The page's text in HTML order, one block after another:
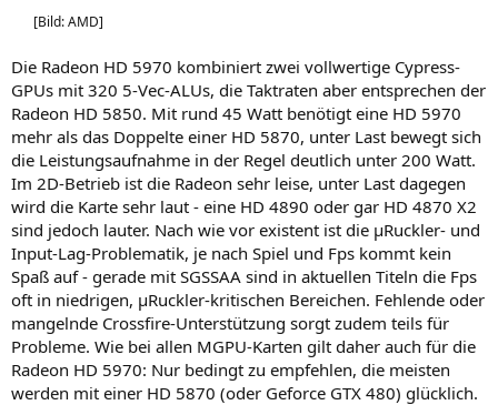
[Bild: AMD]
Die Radeon HD 5970 kombiniert zwei vollwertige Cypress-
GPUs mit 320 5-Vec-ALUs, die Taktraten aber entsprechen der
Radeon HD 5850. Mit rund 45 Watt benötigt eine HD 5970
mehr als das Doppelte einer HD 5870, unter Last bewegt sich
die Leistungsaufnahme in der Regel deutlich unter 200 Watt.
Im 2D-Betrieb ist die Radeon sehr leise, unter Last dagegen
wird die Karte sehr laut - eine HD 4890 oder gar HD 4870 X2
sind jedoch lauter. Nach wie vor existent ist die µRuckler- und
Input-Lag-Problematik, je nach Spiel und Fps kommt kein
Spaß auf - gerade mit SGSSAA sind in aktuellen Titeln die Fps
oft in niedrigen, µRuckler-kritischen Bereichen. Fehlende oder
mangelnde Crossfire-Unterstützung sorgt zudem teils für
Probleme. Wie bei allen MGPU-Karten gilt daher auch für die
Radeon HD 5970: Nur bedingt zu empfehlen, die meisten
werden mit einer HD 5870 (oder Geforce GTX 480) glücklich.